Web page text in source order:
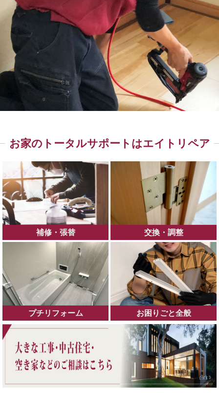
お家のトータルサポートはエイトリペア
補修・張替 交換・調整
プチリフォーム お困りごと全般